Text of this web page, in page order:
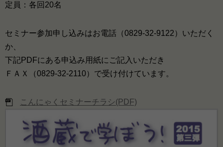
定員：各回20名
セミナー参加申し込みはお電話（0829-32-9122）いただく
か、
下記PDFにある申込み用紙にご記入いただき
ＦＡＸ（0829-32-2110）で受け付けています。
こんにゃくセミナーチラシ(PDF)